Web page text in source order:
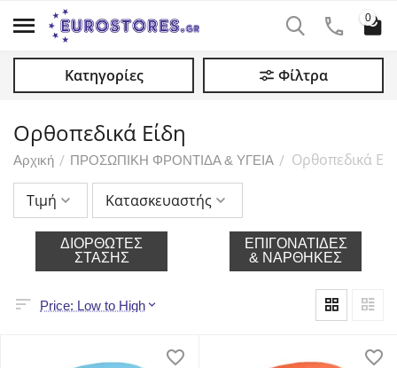
0
Κατηγορίες Φίλτρα
Ορθοπεδικά Είδη
Αρχική / ΠΡΟΣΩΠΙΚΗ ΦΡΟΝΤΙΔΑ & ΥΓΕΙΑ / Ορθοπεδικά
Τιμή Κατασκευαστής
ΔΙΟΡΘΩΤΈΣ
ΣΤΆΣΗΣ
ΕΠΙΓΟΝΑΤΊΔΕΣ
& ΝΆΡΘΗΚΕΣ
Price: Low to High